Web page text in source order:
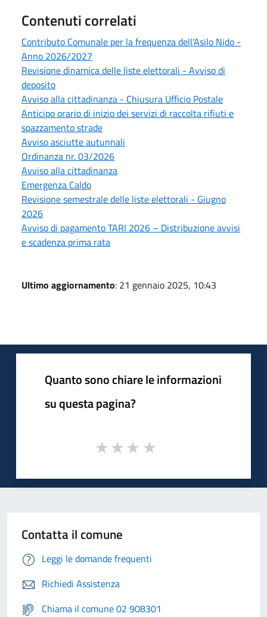
Contenuti correlati
Contributo Comunale per la frequenza dell'Asilo Nido -
Anno 2026/2027
Revisione dinamica delle liste elettorali - Avviso di
deposito
Avviso alla cittadinanza - Chiusura Ufficio Postale
Anticipo orario di inizio dei servizi di raccolta rifiuti e
spazzamento strade
Avviso asciutte autunnali
Ordinanza nr. 03/2026
Avviso alla cittadinanza
Emergenza Caldo
Revisione semestrale delle liste elettorali - Giugno
2026
Avviso di pagamento TARI 2026 – Distribuzione avvisi
e scadenza prima rata
Ultimo aggiornamento: 21 gennaio 2025, 10:43
Quanto sono chiare le informazioni
su questa pagina?
Contatta il comune
Leggi le domande frequenti
Richiedi Assistenza
Chiama il comune 02 908301